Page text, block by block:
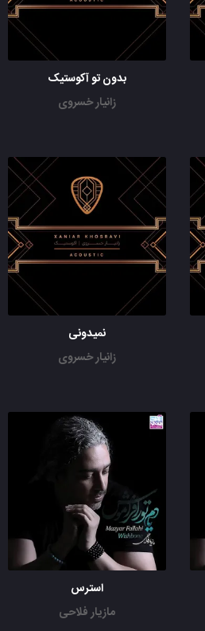
بدون تو آکوستیک
زانیار خسروی
نمیدونی
زانیار خسروی
استرس
مازیار فلاحی